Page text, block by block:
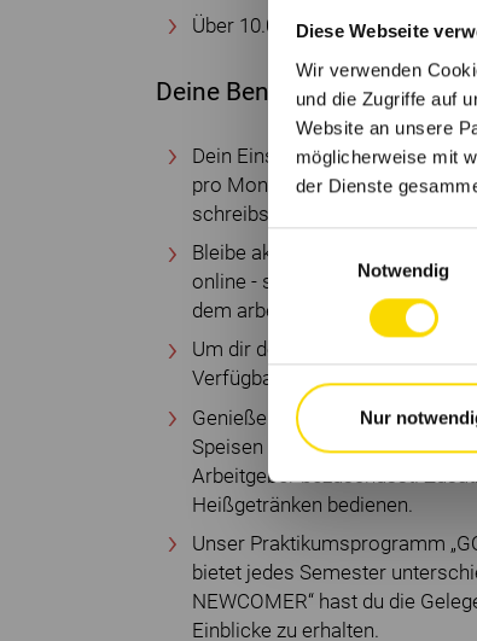
Diese Webseite
Wir verwenden
und die Zugriffe auf
Website an unsere
möglicherweise mit
der Dienste
Notwendig
Nur
Über 10.000 Sport-
Deine Benefits in einer
Dein Einsatz wird belohnt. Bei
pro Monat. Machst du für vier
schreibst deine
Bleibe aktiv und gesund mit
online - sowie der Nutzung von
dem arbeitgebergeförderten
Um dir deinen Start in einer
Verfügbarkeit - die Möglichkeit,
Genieße in unserem
Speisen in entspannter
Arbeitgeber bezuschusst.
Heißgetränken bedienen.
Unser Praktikumsprogramm
bietet jedes Semester
NEWCOMER“ hast du die
Einblicke zu erhalten.